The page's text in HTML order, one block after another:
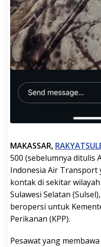
MAKASSAR,
500 (sebelumnya ditulis
Indonesia Air
kontak di sekitar
Sulawesi Selatan
beropersi untuk
Perikanan (KPP).
Pesawat yang